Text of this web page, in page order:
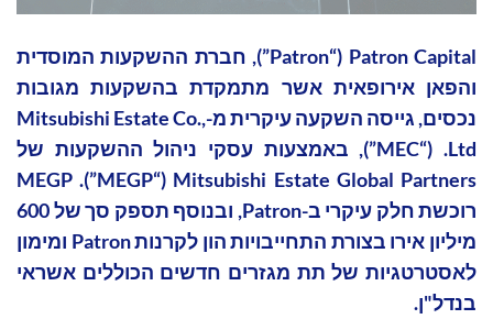
‏Patron Capital ‏(“Patron”), חברת ההשקעות המוסדית
והפאן אירופאית אשר מתמקדת בהשקעות מגובות
נכסים, גייסה השקעה עיקרית מ-Mitsubishi Estate Co.,
Ltd. ‏(“MEC”), באמצעות עסקי ניהול ההשקעות של
Mitsubishi Estate Global Partners ‏(“MEGP”). MEGP
רוכשת חלק עיקרי ב-Patron, ובנוסף תספק סך של 600
מיליון אירו בצורת התחייבויות הון לקרנות Patron ומימון
לאסטרטגיות של תת מגזרים חדשים הכוללים אשראי
בנדל"ן.